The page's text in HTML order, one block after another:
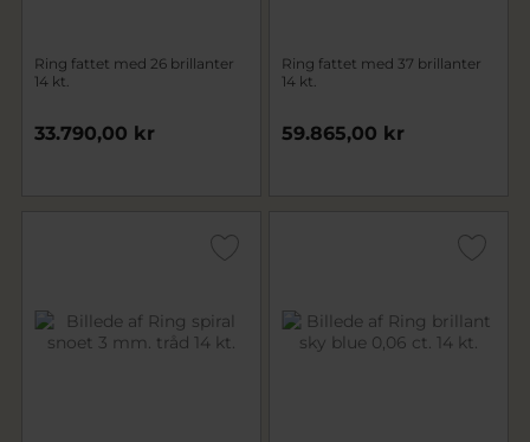
Ring fattet med 26 brillanter
14 kt.
33.790,00 kr
Ring fattet med 37 brillanter
14 kt.
59.865,00 kr